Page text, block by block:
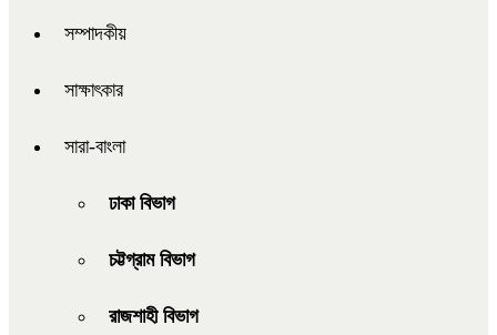
সম্পাদকীয়
সাক্ষাৎকার
সারা-বাংলা
ঢাকা বিভাগ
চট্টগ্রাম বিভাগ
রাজশাহী বিভাগ